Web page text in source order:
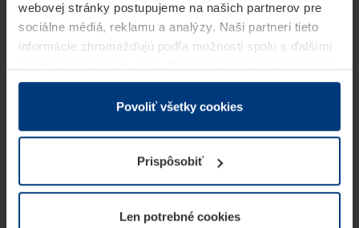
webovej stránky postupujeme na našich partnerov pre
sociálne médiá, reklamu a analýzy. Naši partneri tieto
informácie zhromažďujú podľa možnosti spolu s ďalšími
v rámci Vášho využívania služieb.
Z právneho hľadiska môžeme cookies ukladať na Vašom
prevádzku tejto stránky. Pre všetky ostatné typy cookie
potrebujeme Vaše povolenie. Vaše povolenie môžete
kedykoľvek zmeniť alebo odvolať vo vysvetlení cookie
našej webovej stránky.
Povoliť všetky cookies
Prispôsobiť
Len potrebné cookies